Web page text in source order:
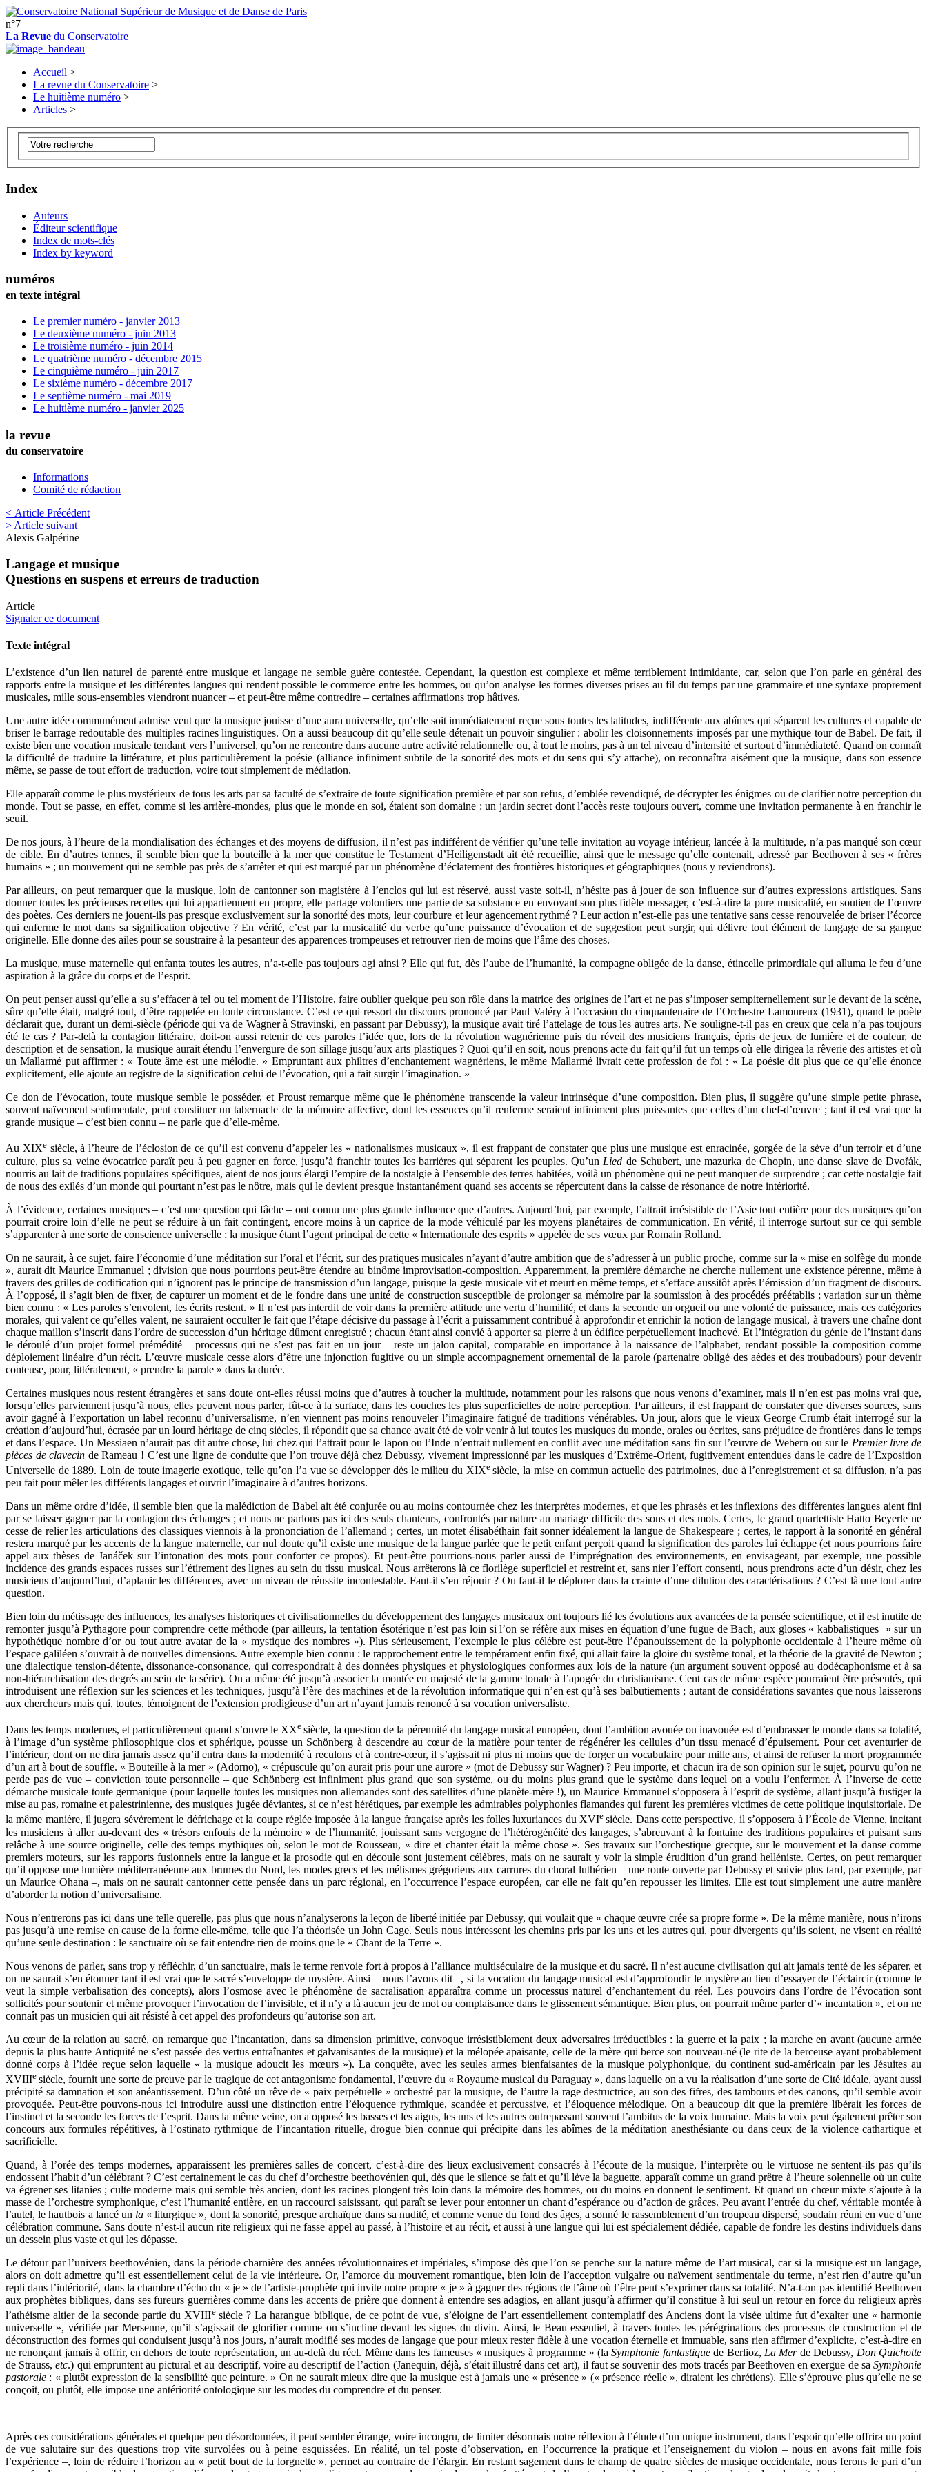
n°7
La Revue du Conservatoire
Accueil >
La revue du Conservatoire >
Le huitième numéro >
Articles >
Index
Auteurs
Éditeur scientifique
Index de mots-clés
Index by keyword
numéros
en texte intégral
Le premier numéro - janvier 2013
Le deuxième numéro - juin 2013
Le troisième numéro - juin 2014
Le quatrième numéro - décembre 2015
Le cinquième numéro - juin 2017
Le sixième numéro - décembre 2017
Le septième numéro - mai 2019
Le huitième numéro - janvier 2025
la revue
du conservatoire
Informations
Comité de rédaction
< Article Précédent
> Article suivant
Alexis Galpérine
Langage et musique
Questions en suspens et erreurs de traduction
Article
Signaler ce document
Texte intégral
L’existence d’un lien naturel de parenté entre musique et langage ne semble guère contestée. Cependant, la question est complexe et même terriblement intimidante, car, selon que l’on parle en général des
rapports entre la musique et les différentes langues qui rendent possible le commerce entre les hommes, ou qu’on analyse les formes diverses prises au fil du temps par une grammaire et une syntaxe proprement
musicales, mille sous-ensembles viendront nuancer – et peut-être même contredire – certaines affirmations trop hâtives.
Une autre idée communément admise veut que la musique jouisse d’une aura universelle, qu’elle soit immédiatement reçue sous toutes les latitudes, indifférente aux abîmes qui séparent les cultures et capable de
briser le barrage redoutable des multiples racines linguistiques. On a aussi beaucoup dit qu’elle seule détenait un pouvoir singulier : abolir les cloisonnements imposés par une mythique tour de Babel. De fait, il
existe bien une vocation musicale tendant vers l’universel, qu’on ne rencontre dans aucune autre activité relationnelle ou, à tout le moins, pas à un tel niveau d’intensité et surtout d’immédiateté. Quand on connaît
la difficulté de traduire la littérature, et plus particulièrement la poésie (alliance infiniment subtile de la sonorité des mots et du sens qui s’y attache), on reconnaîtra aisément que la musique, dans son essence
même, se passe de tout effort de traduction, voire tout simplement de médiation.
Elle apparaît comme le plus mystérieux de tous les arts par sa faculté de s’extraire de toute signification première et par son refus, d’emblée revendiqué, de décrypter les énigmes ou de clarifier notre perception du
monde. Tout se passe, en effet, comme si les arrière-mondes, plus que le monde en soi, étaient son domaine : un jardin secret dont l’accès reste toujours ouvert, comme une invitation permanente à en franchir le
seuil.
De nos jours, à l’heure de la mondialisation des échanges et des moyens de diffusion, il n’est pas indifférent de vérifier qu’une telle invitation au voyage intérieur, lancée à la multitude, n’a pas manqué son cœur
de cible. En d’autres termes, il semble bien que la bouteille à la mer que constitue le Testament d’Heiligenstadt ait été recueillie, ainsi que le message qu’elle contenait, adressé par Beethoven à ses « frères
humains » ; un mouvement qui ne semble pas près de s’arrêter et qui est marqué par un phénomène d’éclatement des frontières historiques et géographiques (nous y reviendrons).
Par ailleurs, on peut remarquer que la musique, loin de cantonner son magistère à l’enclos qui lui est réservé, aussi vaste soit-il, n’hésite pas à jouer de son influence sur d’autres expressions artistiques. Sans
donner toutes les précieuses recettes qui lui appartiennent en propre, elle partage volontiers une partie de sa substance en envoyant son plus fidèle messager, c’est-à-dire la pure musicalité, en soutien de l’œuvre
des poètes. Ces derniers ne jouent-ils pas presque exclusivement sur la sonorité des mots, leur courbure et leur agencement rythmé ? Leur action n’est-elle pas une tentative sans cesse renouvelée de briser l’écorce
qui enferme le mot dans sa signification objective ? En vérité, c’est par la musicalité du verbe qu’une puissance d’évocation et de suggestion peut surgir, qui délivre tout élément de langage de sa gangue
originelle. Elle donne des ailes pour se soustraire à la pesanteur des apparences trompeuses et retrouver rien de moins que l’âme des choses.
La musique, muse maternelle qui enfanta toutes les autres, n’a-t-elle pas toujours agi ainsi ? Elle qui fut, dès l’aube de l’humanité, la compagne obligée de la danse, étincelle primordiale qui alluma le feu d’une
aspiration à la grâce du corps et de l’esprit.
On peut penser aussi qu’elle a su s’effacer à tel ou tel moment de l’Histoire, faire oublier quelque peu son rôle dans la matrice des origines de l’art et ne pas s’imposer sempiternellement sur le devant de la scène,
sûre qu’elle était, malgré tout, d’être rappelée en toute circonstance. C’est ce qui ressort du discours prononcé par Paul Valéry à l’occasion du cinquantenaire de l’Orchestre Lamoureux (1931), quand le poète
déclarait que, durant un demi-siècle (période qui va de Wagner à Stravinski, en passant par Debussy), la musique avait tiré l’attelage de tous les autres arts. Ne souligne-t-il pas en creux que cela n’a pas toujours
été le cas ? Par-delà la contagion littéraire, doit-on aussi retenir de ces paroles l’idée que, lors de la révolution wagnérienne puis du réveil des musiciens français, épris de jeux de lumière et de couleur, de
description et de sensation, la musique aurait étendu l’envergure de son sillage jusqu’aux arts plastiques ? Quoi qu’il en soit, nous prenons acte du fait qu’il fut un temps où elle dirigea la rêverie des artistes et où
un Mallarmé put affirmer : « Toute âme est une mélodie. » Empruntant aux philtres d’enchantement wagnériens, le même Mallarmé livrait cette profession de foi : « La poésie dit plus que ce qu’elle énonce
explicitement, elle ajoute au registre de la signification celui de l’évocation, qui a fait surgir l’imagination. »
Ce don de l’évocation, toute musique semble le posséder, et Proust remarque même que le phénomène transcende la valeur intrinsèque d’une composition. Bien plus, il suggère qu’une simple petite phrase,
souvent naïvement sentimentale, peut constituer un tabernacle de la mémoire affective, dont les essences qu’il renferme seraient infiniment plus puissantes que celles d’un chef-d’œuvre ; tant il est vrai que la
grande musique – c’est bien connu – ne parle que d’elle-même.
Au XIXesiècle, à l’heure de l’éclosion de ce qu’il est convenu d’appeler les « nationalismes musicaux », il est frappant de constater que plus une musique est enracinée, gorgée de la sève d’un terroir et d’une
culture, plus sa veine évocatrice paraît peu à peu gagner en force, jusqu’à franchir toutes les barrières qui séparent les peuples. Qu’un Lied de Schubert, une mazurka de Chopin, une danse slave de Dvořák,
nourris au lait de traditions populaires spécifiques, aient de nos jours élargi l’empire de la nostalgie à l’ensemble des terres habitées, voilà un phénomène qui ne peut manquer de surprendre ; car cette nostalgie fait
de nous des exilés d’un monde qui pourtant n’est pas le nôtre, mais qui le devient presque instantanément quand ses accents se répercutent dans la caisse de résonance de notre intériorité.
À l’évidence, certaines musiques – c’est une question qui fâche – ont connu une plus grande influence que d’autres. Aujourd’hui, par exemple, l’attrait irrésistible de l’Asie tout entière pour des musiques qu’on
pourrait croire loin d’elle ne peut se réduire à un fait contingent, encore moins à un caprice de la mode véhiculé par les moyens planétaires de communication. En vérité, il interroge surtout sur ce qui semble
s’apparenter à une sorte de conscience universelle ; la musique étant l’agent principal de cette « Internationale des esprits » appelée de ses vœux par Romain Rolland.
On ne saurait, à ce sujet, faire l’économie d’une méditation sur l’oral et l’écrit, sur des pratiques musicales n’ayant d’autre ambition que de s’adresser à un public proche, comme sur la « mise en solfège du monde
», aurait dit Maurice Emmanuel ; division que nous pourrions peut-être étendre au binôme improvisation-composition. Apparemment, la première démarche ne cherche nullement une existence pérenne, même à
travers des grilles de codification qui n’ignorent pas le principe de transmission d’un langage, puisque la geste musicale vit et meurt en même temps, et s’efface aussitôt après l’émission d’un fragment de discours.
À l’opposé, il s’agit bien de fixer, de capturer un moment et de le fondre dans une unité de construction susceptible de prolonger sa mémoire par la soumission à des procédés préétablis ; variation sur un thème
bien connu : « Les paroles s’envolent, les écrits restent. » Il n’est pas interdit de voir dans la première attitude une vertu d’humilité, et dans la seconde un orgueil ou une volonté de puissance, mais ces catégories
morales, qui valent ce qu’elles valent, ne sauraient occulter le fait que l’étape décisive du passage à l’écrit a puissamment contribué à approfondir et enrichir la notion de langage musical, à travers une chaîne dont
chaque maillon s’inscrit dans l’ordre de succession d’un héritage dûment enregistré ; chacun étant ainsi convié à apporter sa pierre à un édifice perpétuellement inachevé. Et l’intégration du génie de l’instant dans
le déroulé d’un projet formel prémédité – processus qui ne s’est pas fait en un jour – reste un jalon capital, comparable en importance à la naissance de l’alphabet, rendant possible la composition comme
déploiement linéaire d’un récit. L’œuvre musicale cesse alors d’être une injonction fugitive ou un simple accompagnement ornemental de la parole (partenaire obligé des aèdes et des troubadours) pour devenir
conteuse, pour, littéralement, « prendre la parole » dans la durée.
Certaines musiques nous restent étrangères et sans doute ont-elles réussi moins que d’autres à toucher la multitude, notamment pour les raisons que nous venons d’examiner, mais il n’en est pas moins vrai que,
lorsqu’elles parviennent jusqu’à nous, elles peuvent nous parler, fût-ce à la surface, dans les couches les plus superficielles de notre perception. Par ailleurs, il est frappant de constater que diverses sources, sans
avoir gagné à l’exportation un label reconnu d’universalisme, n’en viennent pas moins renouveler l’imaginaire fatigué de traditions vénérables. Un jour, alors que le vieux George Crumb était interrogé sur la
création d’aujourd’hui, écrasée par un lourd héritage de cinq siècles, il répondit que sa chance avait été de voir venir à lui toutes les musiques du monde, orales ou écrites, sans préjudice de frontières dans le temps
et dans l’espace. Un Messiaen n’aurait pas dit autre chose, lui chez qui l’attrait pour le Japon ou l’Inde n’entrait nullement en conflit avec une méditation sans fin sur l’œuvre de Webern ou sur le Premier livre de
pièces de clavecin de Rameau ! C’est une ligne de conduite que l’on trouve déjà chez Debussy, vivement impressionné par les musiques d’Extrême-Orient, fugitivement entendues dans le cadre de l’Exposition
Universelle de 1889. Loin de toute imagerie exotique, telle qu’on l’a vue se développer dès le milieu du XIXe siècle, la mise en commun actuelle des patrimoines, due à l’enregistrement et sa diffusion, n’a pas
peu fait pour mêler les différents langages et ouvrir l’imaginaire à d’autres horizons.
Dans un même ordre d’idée, il semble bien que la malédiction de Babel ait été conjurée ou au moins contournée chez les interprètes modernes, et que les phrasés et les inflexions des différentes langues aient fini
par se laisser gagner par la contagion des échanges ; et nous ne parlons pas ici des seuls chanteurs, confrontés par nature au mariage difficile des sons et des mots. Certes, le grand quartettiste Hatto Beyerle ne
cesse de relier les articulations des classiques viennois à la prononciation de l’allemand ; certes, un motet élisabéthain fait sonner idéalement la langue de Shakespeare ; certes, le rapport à la sonorité en général
restera marqué par les accents de la langue maternelle, car nul doute qu’il existe une musique de la langue parlée que le petit enfant perçoit quand la signification des paroles lui échappe (et nous pourrions faire
appel aux thèses de Janáček sur l’intonation des mots pour conforter ce propos). Et peut-être pourrions-nous parler aussi de l’imprégnation des environnements, en envisageant, par exemple, une possible
incidence des grands espaces russes sur l’étirement des lignes au sein du tissu musical. Nous arrêterons là ce florilège superficiel et restreint et, sans nier l’effort consenti, nous prendrons acte d’un désir, chez les
musiciens d’aujourd’hui, d’aplanir les différences, avec un niveau de réussite incontestable. Faut-il s’en réjouir ? Ou faut-il le déplorer dans la crainte d’une dilution des caractérisations ? C’est là une tout autre
question.
Bien loin du métissage des influences, les analyses historiques et civilisationnelles du développement des langages musicaux ont toujours lié les évolutions aux avancées de la pensée scientifique, et il est inutile de
remonter jusqu’à Pythagore pour comprendre cette méthode (par ailleurs, la tentation ésotérique n’est pas loin si l’on se réfère aux mises en équation d’une fugue de Bach, aux gloses « kabbalistiques » sur un
hypothétique nombre d’or ou tout autre avatar de la « mystique des nombres »). Plus sérieusement, l’exemple le plus célèbre est peut-être l’épanouissement de la polyphonie occidentale à l’heure même où
l’espace galiléen s’ouvrait à de nouvelles dimensions. Autre exemple bien connu : le rapprochement entre le tempérament enfin fixé, qui allait faire la gloire du système tonal, et la théorie de la gravité de Newton ;
une dialectique tension-détente, dissonance-consonance, qui correspondrait à des données physiques et physiologiques conformes aux lois de la nature (un argument souvent opposé au dodécaphonisme et à sa
non-hiérarchisation des degrés au sein de la série). On a même été jusqu’à associer la montée en majesté de la gamme tonale à l’apogée du christianisme. Cent cas de même espèce pourraient être présentés, qui
introduisent une réflexion sur les sciences et les techniques, jusqu’à l’ère des machines et de la révolution informatique qui n’en est qu’à ses balbutiements ; autant de considérations savantes que nous laisserons
aux chercheurs mais qui, toutes, témoignent de l’extension prodigieuse d’un art n’ayant jamais renoncé à sa vocation universaliste.
Dans les temps modernes, et particulièrement quand s’ouvre le XXesiècle, la question de la pérennité du langage musical européen, dont l’ambition avouée ou inavouée est d’embrasser le monde dans sa totalité,
à l’image d’un système philosophique clos et sphérique, pousse un Schönberg à descendre au cœur de la matière pour tenter de régénérer les cellules d’un tissu menacé d’épuisement. Pour cet aventurier de
l’intérieur, dont on ne dira jamais assez qu’il entra dans la modernité à reculons et à contre-cœur, il s’agissait ni plus ni moins que de forger un vocabulaire pour mille ans, et ainsi de refuser la mort programmée
d’un art à bout de souffle. « Bouteille à la mer » (Adorno), « crépuscule qu’on aurait pris pour une aurore » (mot de Debussy sur Wagner) ? Peu importe, et chacun ira de son opinion sur le sujet, pourvu qu’on ne
perde pas de vue – conviction toute personnelle – que Schönberg est infiniment plus grand que son système, ou du moins plus grand que le système dans lequel on a voulu l’enfermer. À l’inverse de cette
démarche musicale toute germanique (pour laquelle toutes les musiques non allemandes sont des satellites d’une planète-mère !), un Maurice Emmanuel s’opposera à l’esprit de système, allant jusqu’à fustiger la
mise au pas, romaine et palestrinienne, des musiques jugée déviantes, si ce n’est hérétiques, par exemple les admirables polyphonies flamandes qui furent les premières victimes de cette politique inquisitoriale. De
la même manière, il jugera sévèrement le défrichage et la coupe réglée imposée à la langue française après les folles luxuriances du XVIesiècle. Dans cette perspective, il s’opposera à l’École de Vienne, incitant
les musiciens à aller au-devant des « trésors enfouis de la mémoire » de l’humanité, jouissant sans vergogne de l’hétérogénéité des langages, s’abreuvant à la fontaine des traditions populaires et puisant sans
relâche à une source originelle, celle des temps mythiques où, selon le mot de Rousseau, « dire et chanter était la même chose ». Ses travaux sur l’orchestique grecque, sur le mouvement et la danse comme
premiers moteurs, sur les rapports fusionnels entre la langue et la prosodie qui en découle sont justement célèbres, mais on ne saurait y voir la simple érudition d’un grand helléniste. Certes, on peut remarquer
qu’il oppose une lumière méditerranéenne aux brumes du Nord, les modes grecs et les mélismes grégoriens aux carrures du choral luthérien – une route ouverte par Debussy et suivie plus tard, par exemple, par
un Maurice Ohana –, mais on ne saurait cantonner cette pensée dans un parc régional, en l’occurrence l’espace européen, car elle ne fait qu’en repousser les limites. Elle est tout simplement une autre manière
d’aborder la notion d’universalisme.
Nous n’entrerons pas ici dans une telle querelle, pas plus que nous n’analyserons la leçon de liberté initiée par Debussy, qui voulait que « chaque œuvre crée sa propre forme ». De la même manière, nous n’irons
pas jusqu’à une remise en cause de la forme elle-même, telle que l’a théorisée un John Cage. Seuls nous intéressent les chemins pris par les uns et les autres qui, pour divergents qu’ils soient, ne visent en réalité
qu’une seule destination : le sanctuaire où se fait entendre rien de moins que le « Chant de la Terre ».
Nous venons de parler, sans trop y réfléchir, d’un sanctuaire, mais le terme renvoie fort à propos à l’alliance multiséculaire de la musique et du sacré. Il n’est aucune civilisation qui ait jamais tenté de les séparer, et
on ne saurait s’en étonner tant il est vrai que le sacré s’enveloppe de mystère. Ainsi – nous l’avons dit –, si la vocation du langage musical est d’approfondir le mystère au lieu d’essayer de l’éclaircir (comme le
veut la simple verbalisation des concepts), alors l’osmose avec le phénomène de sacralisation apparaîtra comme un processus naturel d’enchantement du réel. Les pouvoirs dans l’ordre de l’évocation sont
sollicités pour soutenir et même provoquer l’invocation de l’invisible, et il n’y a là aucun jeu de mot ou complaisance dans le glissement sémantique. Bien plus, on pourrait même parler d’« incantation », et on ne
connaît pas un musicien qui ait résisté à cet appel des profondeurs qu’autorise son art.
Au cœur de la relation au sacré, on remarque que l’incantation, dans sa dimension primitive, convoque irrésistiblement deux adversaires irréductibles : la guerre et la paix ; la marche en avant (aucune armée
depuis la plus haute Antiquité ne s’est passée des vertus entraînantes et galvanisantes de la musique) et la mélopée apaisante, celle de la mère qui berce son nouveau-né (le rite de la berceuse ayant probablement
donné corps à l’idée reçue selon laquelle « la musique adoucit les mœurs »). La conquête, avec les seules armes bienfaisantes de la musique polyphonique, du continent sud-américain par les Jésuites au
XVIIIe siècle, fournit une sorte de preuve par le tragique de cet antagonisme fondamental, l’œuvre du « Royaume musical du Paraguay », dans laquelle on a vu la réalisation d’une sorte de Cité idéale, ayant aussi
précipité sa damnation et son anéantissement. D’un côté un rêve de « paix perpétuelle » orchestré par la musique, de l’autre la rage destructrice, au son des fifres, des tambours et des canons, qu’il semble avoir
provoquée. Peut-être pouvons-nous ici introduire aussi une distinction entre l’éloquence rythmique, scandée et percussive, et l’éloquence mélodique. On a beaucoup dit que la première libérait les forces de
l’instinct et la seconde les forces de l’esprit. Dans la même veine, on a opposé les basses et les aigus, les uns et les autres outrepassant souvent l’ambitus de la voix humaine. Mais la voix peut également prêter son
concours aux formules répétitives, à l’ostinato rythmique de l’incantation rituelle, drogue bien connue qui précipite dans les abîmes de la méditation anesthésiante ou dans ceux de la violence cathartique et
sacrificielle.
Quand, à l’orée des temps modernes, apparaissent les premières salles de concert, c’est-à-dire des lieux exclusivement consacrés à l’écoute de la musique, l’interprète ou le virtuose ne sentent-ils pas qu’ils
endossent l’habit d’un célébrant ? C’est certainement le cas du chef d’orchestre beethovénien qui, dès que le silence se fait et qu’il lève la baguette, apparaît comme un grand prêtre à l’heure solennelle où un culte
va égrener ses litanies ; culte moderne mais qui semble très ancien, dont les racines plongent très loin dans la mémoire des hommes, ou du moins en donnent le sentiment. Et quand un chœur mixte s’ajoute à la
masse de l’orchestre symphonique, c’est l’humanité entière, en un raccourci saisissant, qui paraît se lever pour entonner un chant d’espérance ou d’action de grâces. Peu avant l’entrée du chef, véritable montée à
l’autel, le hautbois a lancé un la « liturgique », dont la sonorité, presque archaïque dans sa nudité, et comme venue du fond des âges, a sonné le rassemblement d’un troupeau dispersé, soudain réuni en vue d’une
célébration commune. Sans doute n’est-il aucun rite religieux qui ne fasse appel au passé, à l’histoire et au récit, et aussi à une langue qui lui est spécialement dédiée, capable de fondre les destins individuels dans
un dessein plus vaste et qui les dépasse.
Le détour par l’univers beethovénien, dans la période charnière des années révolutionnaires et impériales, s’impose dès que l’on se penche sur la nature même de l’art musical, car si la musique est un langage,
alors on doit admettre qu’il est essentiellement celui de la vie intérieure. Or, l’amorce du mouvement romantique, bien loin de l’acception vulgaire ou naïvement sentimentale du terme, n’est rien d’autre qu’un
repli dans l’intériorité, dans la chambre d’écho du « je » de l’artiste-prophète qui invite notre propre « je » à gagner des régions de l’âme où l’être peut s’exprimer dans sa totalité. N’a-t-on pas identifié Beethoven
aux prophètes bibliques, dans ses fureurs guerrières comme dans les accents de prière que donnent à entendre ses adagios, en allant jusqu’à affirmer qu’il constitue à lui seul un retour en force du religieux après
l’athéisme altier de la seconde partie du XVIIIe siècle ? La harangue biblique, de ce point de vue, s’éloigne de l’art essentiellement contemplatif des Anciens dont la visée ultime fut d’exalter une « harmonie
universelle », vérifiée par Mersenne, qu’il s’agissait de glorifier comme on s’incline devant les signes du divin. Ainsi, le Beau essentiel, à travers toutes les pérégrinations des processus de construction et de
déconstruction des formes qui conduisent jusqu’à nos jours, n’aurait modifié ses modes de langage que pour mieux rester fidèle à une vocation éternelle et immuable, sans rien affirmer d’explicite, c’est-à-dire en
ne renonçant jamais à offrir, en dehors de toute représentation, un au-delà du réel. Même dans les fameuses « musiques à programme » (laSymphonie fantastiquede Berlioz,La Merde Debussy, Don Quichotte
de Strauss,etc.) qui empruntent au pictural et au descriptif, voire au descriptif de l’action (Janequin, déjà, s’était illustré dans cet art), il faut se souvenir des mots tracés par Beethoven en exergue de saSymphonie
pastorale : « plutôt expression de la sensibilité que peinture. » On ne saurait mieux dire que la musique est à jamais une « présence » (« présence réelle », diraient les chrétiens). Elle s’éprouve plus qu’elle ne se
conçoit, ou plutôt, elle impose une antériorité ontologique sur les modes du comprendre et du penser.
Après ces considérations générales et quelque peu désordonnées, il peut sembler étrange, voire incongru, de limiter désormais notre réflexion à l’étude d’un unique instrument, dans l’espoir qu’elle offrira un point
de vue salutaire sur des questions trop vite survolées ou à peine esquissées. En réalité, un tel poste d’observation, en l’occurrence la pratique et l’enseignement du violon – nous en avons fait mille fois
l’expérience –, loin de réduire l’horizon au « petit bout de la lorgnette », permet au contraire de l’élargir. En restant sagement dans le champ de quatre siècles de musique occidentale, nous ferons le pari d’un